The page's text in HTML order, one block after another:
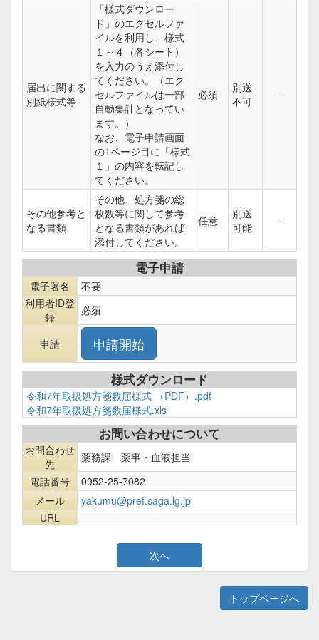
届出に関する
別紙様式等
「様式ダウンロー
ド」のエクセルファ
イルを利用し、様式
１～４（各シート）
を入力のうえ添付し
てください。（エク
セルファイルは一部
自動集計となってい
ます。）
なお、電子申請画面
の1ページ目に「様式
１」の内容を転記し
てください。
必須
別送
不可
-
その他参考と
なる書類
その他、処方箋の総
枚数等に関して参考
となる書類があれば
添付してください。
任意
別送
可能
-
電子申請
電子署名
不要
利用者ID登
録
必須
申請
様式ダウンロード
令和7年取扱処方箋数届様式 （PDF）.pdf
令和7年取扱処方箋数届様式.xls
お問い合わせについて
お問合わせ
先
薬務課 薬事・血液担当
電話番号
0952-25-7082
メール
yakumu@pref.saga.lg.jp
URL
トップページへ